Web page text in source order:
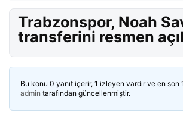
Trabzonspor, Noah
transferini resmen
Bu konu 0 yanıt içerir, 1 izleyen vardır ve en son
admin tarafından güncellenmiştir.